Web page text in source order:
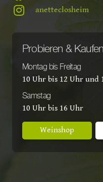
anetteclosheim
Probieren & Kaufen
Montag bis Freitag
10 Uhr bis 12 Uhr und
Samstag
10 Uhr bis 16 Uhr
Weinshop